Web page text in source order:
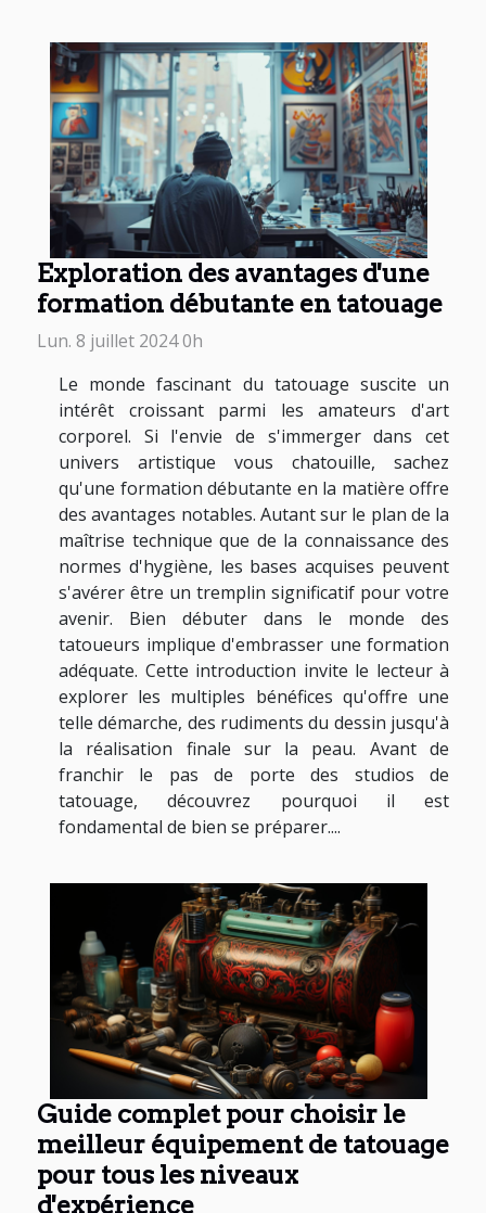
Exploration des avantages d'une
formation débutante en tatouage
Lun. 8 juillet 2024 0h
Le monde fascinant du tatouage suscite un
intérêt croissant parmi les amateurs d'art
corporel. Si l'envie de s'immerger dans cet
univers artistique vous chatouille, sachez
qu'une formation débutante en la matière offre
des avantages notables. Autant sur le plan de la
maîtrise technique que de la connaissance des
normes d'hygiène, les bases acquises peuvent
s'avérer être un tremplin significatif pour votre
avenir. Bien débuter dans le monde des
tatoueurs implique d'embrasser une formation
adéquate. Cette introduction invite le lecteur à
explorer les multiples bénéfices qu'offre une
telle démarche, des rudiments du dessin jusqu'à
la réalisation finale sur la peau. Avant de
franchir le pas de porte des studios de
tatouage, découvrez pourquoi il est
fondamental de bien se préparer....
Guide complet pour choisir le
meilleur équipement de tatouage
pour tous les niveaux
d'expérience